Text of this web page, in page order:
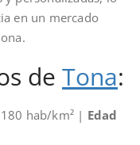
en un mercado
de Tona:
180 hab/km² | Edad